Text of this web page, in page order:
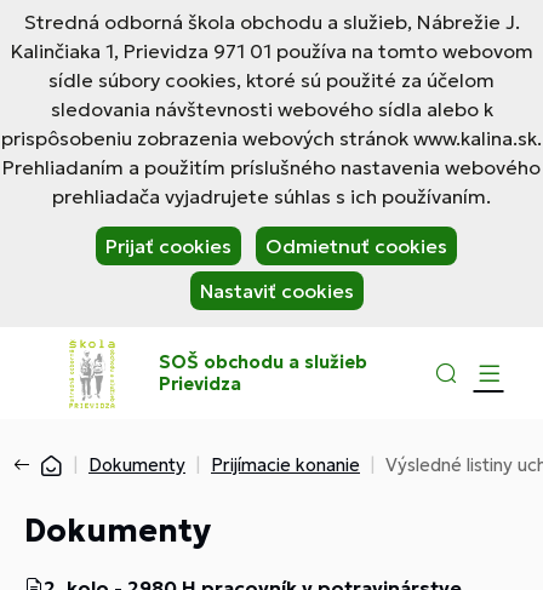
Stredná odborná škola obchodu a služieb, Nábrežie J.
Kalinčiaka 1, Prievidza 971 01 používa na tomto webovom
sídle súbory cookies, ktoré sú použité za účelom
sledovania návštevnosti webového sídla alebo k
prispôsobeniu zobrazenia webových stránok www.kalina.sk.
Prehliadaním a použitím príslušného nastavenia webového
prehliadača vyjadrujete súhlas s ich používaním.
Prijať cookies
Odmietnuť cookies
Nastaviť cookies
SOŠ obchodu a služieb
Prievidza
Dokumenty Prijímacie konanie Výsledné listiny
Dokumenty